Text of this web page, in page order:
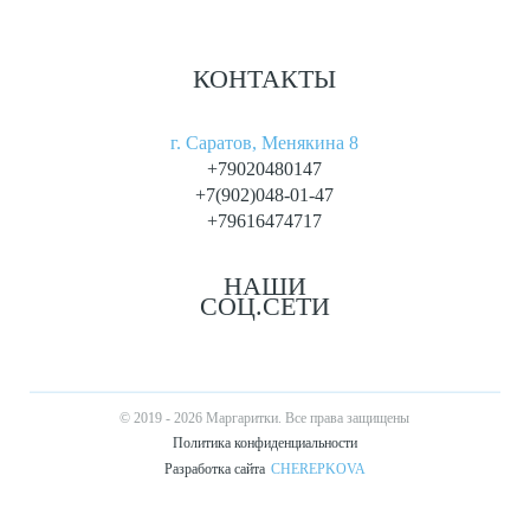
КОНТАКТЫ
г. Саратов, Менякина 8
+79020480147
+7(902)048-01-47
+79616474717
НАШИ
СОЦ.СЕТИ
© 2019 - 2026 Маргаритки. Все права защищены
Политика конфиденциальности
Разработка сайта CHEREPKOVA